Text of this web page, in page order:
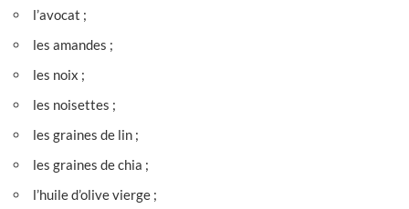
l’avocat ;
les amandes ;
les noix ;
les noisettes ;
les graines de lin ;
les graines de chia ;
l’huile d’olive vierge ;